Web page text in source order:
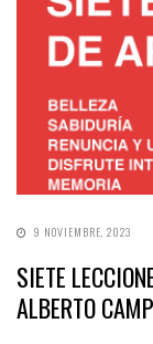
9 NOVIEMBRE, 2023
SIETE
ALBERTO